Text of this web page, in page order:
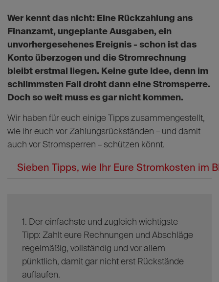
Wer kennt das nicht: Eine Rückzahlung ans
Finanzamt, ungeplante Ausgaben, ein
unvorhergesehenes Ereignis - schon ist das
Konto überzogen und die Stromrechnung
bleibt erstmal liegen. Keine gute Idee, denn im
schlimmsten Fall droht dann eine Stromsperre.
Doch so weit muss es gar nicht kommen.
Wir haben für euch einige Tipps zusammengestellt,
wie ihr euch vor Zahlungsrückständen – und damit
auch vor Stromsperren – schützen könnt.
Sieben Tipps, wie Ihr Eure Stromkosten im
1. Der einfachste und zugleich wichtigste
Tipp: Zahlt eure Rechnungen und Abschläge
regelmäßig, vollständig und vor allem
pünktlich, damit gar nicht erst Rückstände
auflaufen.